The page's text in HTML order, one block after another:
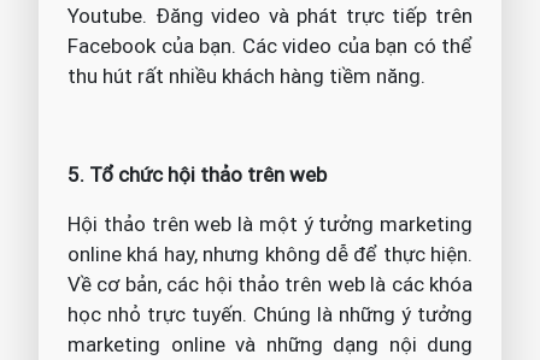
Youtube. Đăng video và phát trực tiếp trên
Facebook của bạn. Các video của bạn có thể
thu hút rất nhiều khách hàng tiềm năng.
5. Tổ chức hội thảo trên web
Hội thảo trên web là một ý tưởng marketing
online khá hay, nhưng không dễ để thực hiện.
Về cơ bản, các hội thảo trên web là các khóa
học nhỏ trực tuyến. Chúng là những ý tưởng
marketing online và những dạng nội dung